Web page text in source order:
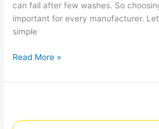
can fail after few washes. So
important for every manufacturer.
simple
How
Selection
Wash
Read More »